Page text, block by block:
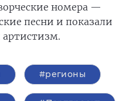
номера —
песни и показали
артистизм.
#регионы